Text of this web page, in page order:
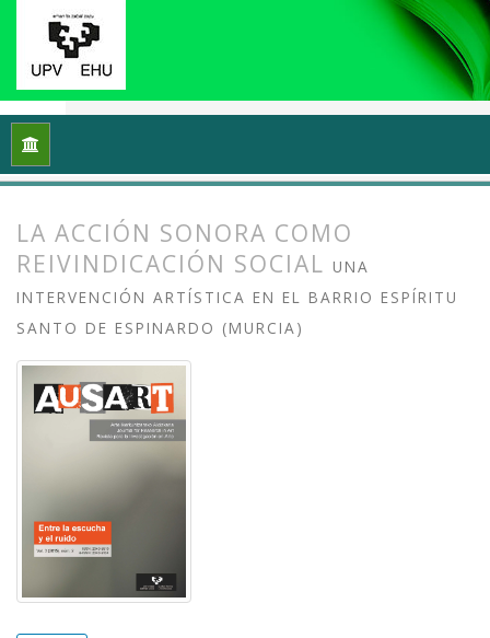
Inicio
LA ACCIÓN SONORA COMO
REIVINDICACIÓN SOCIAL UNA
INTERVENCIÓN ARTÍSTICA EN EL BARRIO ESPÍRITU
SANTO DE ESPINARDO (MURCIA)